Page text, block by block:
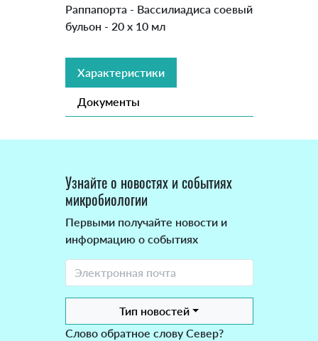
Раппапорта - Вассилиадиса соевый
бульон - 20 х 10 мл
Характеристики
Документы
Узнайте о новостях и событиях
микробиологии
Первыми получайте новости и
информацию о событиях
Тип новостей
Слово обратное слову Север?